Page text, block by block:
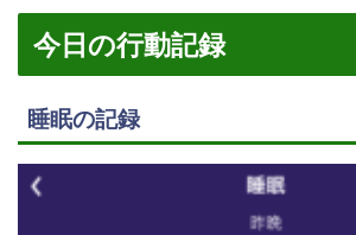
今日の行動記録
睡眠の記録